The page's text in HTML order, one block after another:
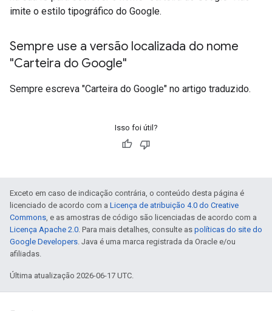
imite o estilo tipográfico do Google.
Sempre use a versão localizada do nome
"Carteira do Google"
Sempre escreva "Carteira do Google" no artigo traduzido.
Isso foi útil?
Exceto em caso de indicação contrária, o conteúdo desta página é
licenciado de acordo com a Licença de atribuição 4.0 do Creative
Commons , e as amostras de código são licenciadas de acordo com a
Licença Apache 2.0 . Para mais detalhes, consulte as políticas do site do
Google Developers . Java é uma marca registrada da Oracle e/ou
afiliadas.
Última atualização 2026-06-17 UTC.